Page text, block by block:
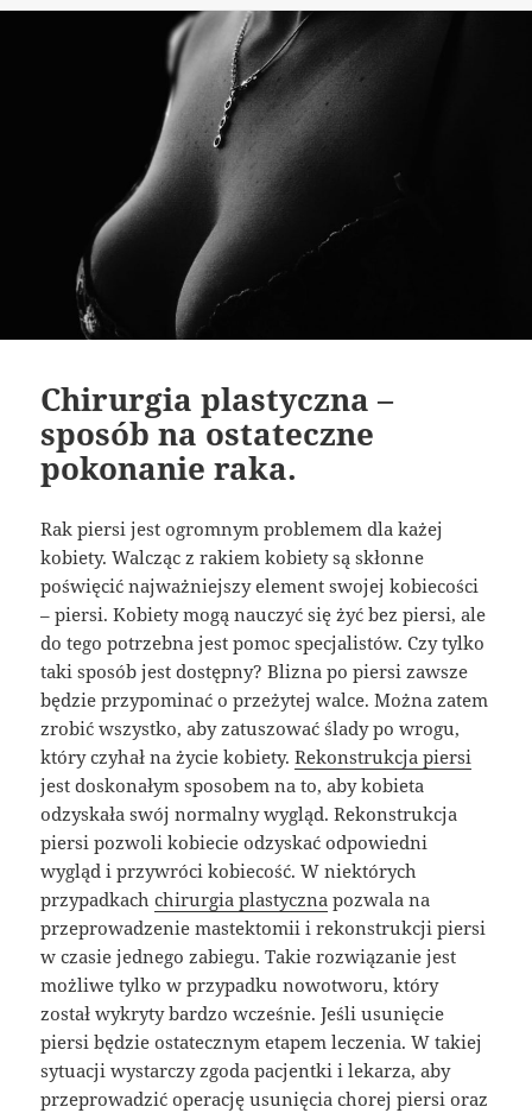
Chirurgia plastyczna –
sposób na ostateczne
pokonanie raka.
Rak piersi jest ogromnym problemem dla każej
kobiety. Walcząc z rakiem kobiety są skłonne
poświęcić najważniejszy element swojej kobiecości
– piersi. Kobiety mogą nauczyć się żyć bez piersi, ale
do tego potrzebna jest pomoc specjalistów. Czy tylko
taki sposób jest dostępny? Blizna po piersi zawsze
będzie przypominać o przeżytej walce. Można zatem
zrobić wszystko, aby zatuszować ślady po wrogu,
który czyhał na życie kobiety.Rekonstrukcja piersi
jest doskonałym sposobem na to, aby kobieta
odzyskała swój normalny wygląd. Rekonstrukcja
piersi pozwoli kobiecie odzyskać odpowiedni
wygląd i przywróci kobiecość. W niektórych
przypadkachchirurgia plastyczna pozwala na
przeprowadzenie mastektomii i rekonstrukcji piersi
w czasie jednego zabiegu. Takie rozwiązanie jest
możliwe tylko w przypadku nowotworu, który
został wykryty bardzo wcześnie. Jeśli usunięcie
piersi będzie ostatecznym etapem leczenia. W takiej
sytuacji wystarczy zgoda pacjentki i lekarza, aby
przeprowadzić operację usunięcia chorej piersi oraz